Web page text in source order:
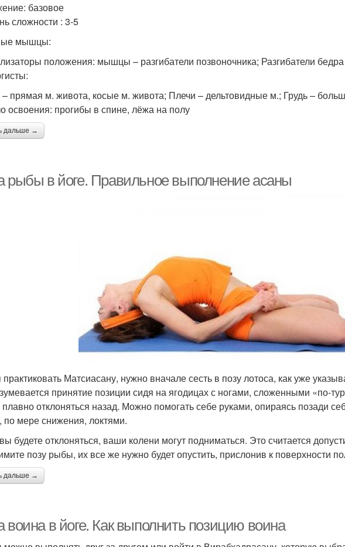
базовое
сложности : 3-5
мышцы:
положения: мышцы – разгибатели позвоночника; Разгибатели
прямая м. живота, косые м. живота; Плечи – дельтовидные м.; Грудь –
освоения: прогибы в спине, лёжа на полу
дальше →
рыбы в йоге. Правильное выполнение асаны
Матсиасану, нужно вначале сесть в позу лотоса, как уже
принятие позиции сидя на ягодицах с ногами, сложенными «по-
отклоняться назад. Можно помогать себе руками, опираясь позади
по мере снижения, локтями.
будете отклоняться, ваши колени могут подниматься. Это считается
позу рыбы, их все же нужно будет опустить, прислонив к поверхности
дальше →
воина в йоге. Как выполнить позицию воина